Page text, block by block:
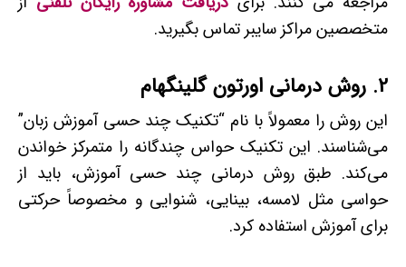
متخصصین مراکز سایبر تماس بگیرید.
2. روش درمانی اورتون گلینگهام
این روش را معمولاً با نام “تکنیک چند حسی آموزش زبان”
می‌شناسند. این تکنیک حواس چندگانه را متمرکز خواندن
می‌کند. طبق روش درمانی چند حسی آموزش، باید از
حواسی مثل لامسه، بینایی، شنوایی و مخصوصاً حرکتی
برای آموزش استفاده کرد.